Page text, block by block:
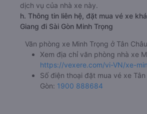
dịch vụ của nhà xe này.
h. Thông tin liên hệ, đặt mua vé xe
Giang đi Sài Gòn Minh Trọng
Văn phòng xe Minh Trọng ở Tân
Xem địa chỉ văn phòng nhà xe
https://vexere.com/vi-VN/xe-
Số điện thoại đặt mua vé xe
Gòn: 1900 888684